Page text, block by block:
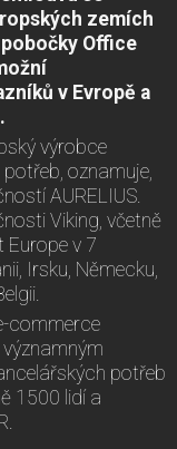
zemích
Office
v Evropě a
výrobce
oznamuje,
AURELIUS.
Viking, včetně
Europe v 7
Irsku, Německu,
commerce
potřeb
1500 lidí a